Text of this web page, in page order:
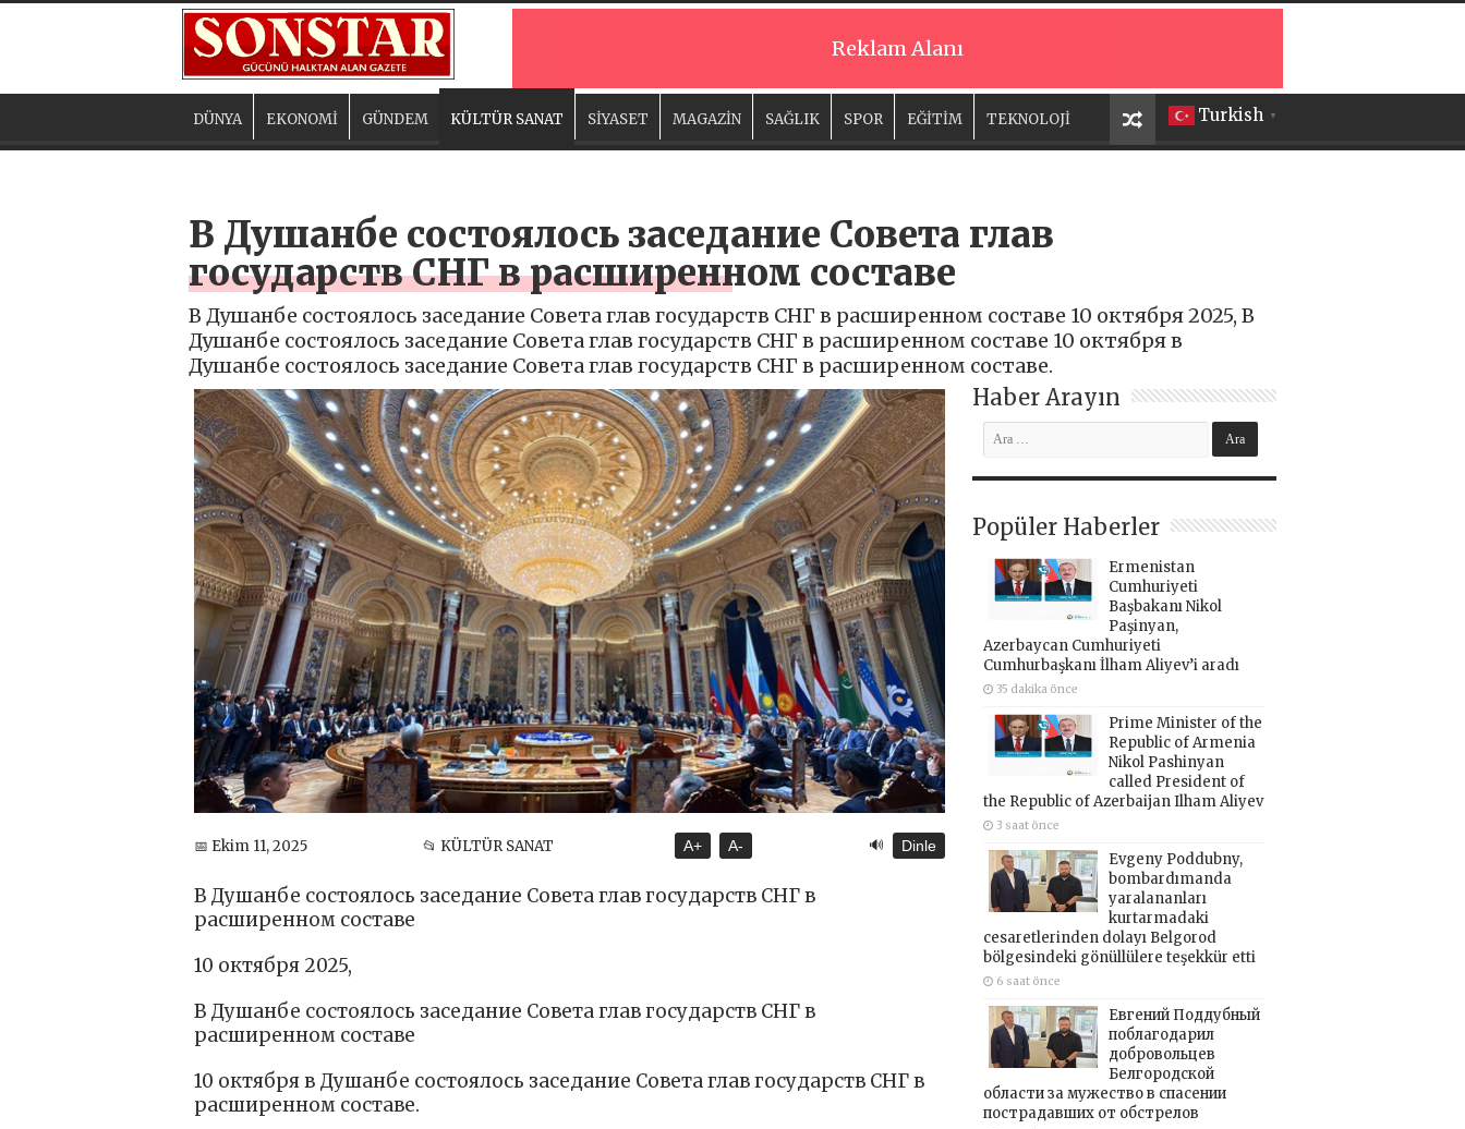
Reklam Alanı
Turkish ▼
DÜNYA EKONOMİ GÜNDEM KÜLTÜR SANAT SİYASET MAGAZİN SAĞLIK SPOR EĞİTİM TEKNOLOJİ
В Душанбе состоялось заседание Совета глав
государств СНГ в расширенном составе
В Душанбе состоялось заседание Совета глав государств СНГ в расширенном составе 10 октября 2025, В
Душанбе состоялось заседание Совета глав государств СНГ в расширенном составе 10 октября в
Душанбе состоялось заседание Совета глав государств СНГ в расширенном составе.
📅 Ekim 11, 2025 📂 KÜLTÜR SANAT A+ A- 🔊 Dinle
В Душанбе состоялось заседание Совета глав государств СНГ в
расширенном составе
10 октября 2025,
В Душанбе состоялось заседание Совета глав государств СНГ в
расширенном составе
10 октября в Душанбе состоялось заседание Совета глав государств СНГ в
расширенном составе.
Haber Arayın
Popüler Haberler
Ermenistan
Cumhuriyeti
Başbakanı Nikol
Paşinyan,
Azerbaycan Cumhuriyeti
Cumhurbaşkanı İlham Aliyev’i aradı
35 dakika önce
Prime Minister of the
Republic of Armenia
Nikol Pashinyan
called President of
the Republic of Azerbaijan Ilham Aliyev
3 saat önce
Evgeny Poddubny,
bombardımanda
yaralananları
kurtarmadaki
cesaretlerinden dolayı Belgorod
bölgesindeki gönüllülere teşekkür etti
6 saat önce
Евгений Поддубный
поблагодарил
добровольцев
Белгородской
области за мужество в спасении
пострадавших от обстрелов